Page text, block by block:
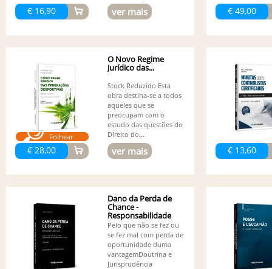
€ 16,90 ver mais € 49,00
Folhear
€ 28,00
O Novo Regime
Jurídico das...
Stock Reduzido Esta
obra destina-se a todos
aqueles que se
preocupam com o
estudo das questões do
Direito do...
ver mais € 13,60
Dano da Perda de
Chance -
Responsabilidade
Civil - 3ª edição
Pelo que não se fez ou
se fez mal com perda de
oportunidade duma
vantagemDoutrina e
Jurisprudência